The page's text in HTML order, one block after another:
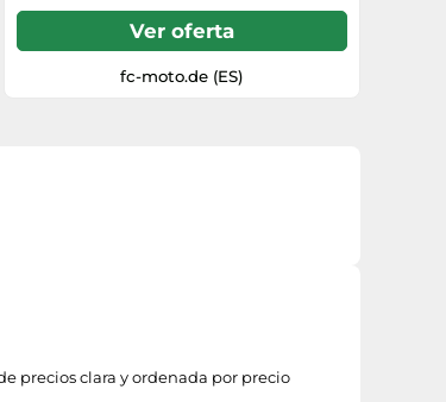
Ver oferta
fc-moto.de (ES)
precios clara y ordenada por precio